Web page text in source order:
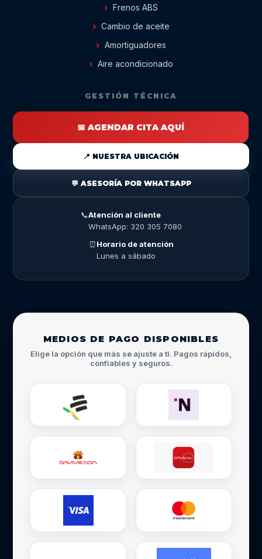
Frenos ABS
Cambio de aceite
Amortiguadores
Aire acondicionado
GESTIÓN TÉCNICA
📅 AGENDAR CITA AQUÍ
📍 NUESTRA UBICACIÓN
💬 ASESORÍA POR WHATSAPP
📞Atención al cliente
WhatsApp: 320 305 7080
⏰Horario de atención
Lunes a sábado
MEDIOS DE PAGO DISPONIBLES
Elige la opción que más se ajuste a ti. Pagos rápidos,
confiables y seguros.